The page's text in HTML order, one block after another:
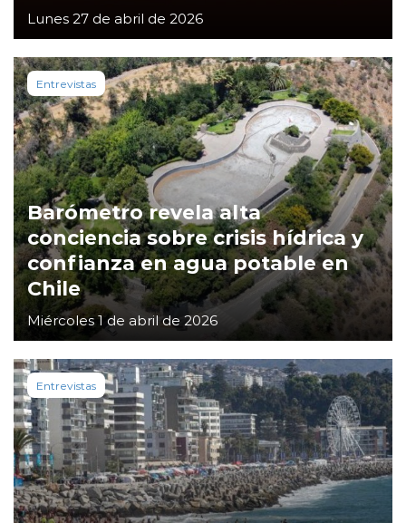
Lunes 27 de abril de 2026
Entrevistas
Barómetro revela alta
conciencia sobre crisis hídrica y
confianza en agua potable en
Chile
Miércoles 1 de abril de 2026
Entrevistas